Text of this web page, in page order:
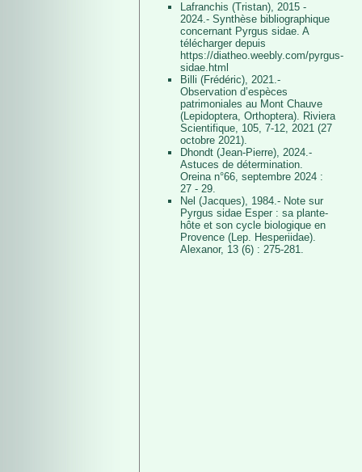
Lafranchis (Tristan), 2015 -
2024.- Synthèse bibliographique
concernant Pyrgus sidae. A
télécharger depuis
https://diatheo.weebly.com/pyrgus-
sidae.html
Billi (Frédéric), 2021.-
Observation d’espèces
patrimoniales au Mont Chauve
(Lepidoptera, Orthoptera). Riviera
Scientifique, 105, 7-12, 2021 (27
octobre 2021).
Dhondt (Jean-Pierre), 2024.-
Astuces de détermination.
Oreina n°66, septembre 2024 :
27 - 29.
Nel (Jacques), 1984.- Note sur
Pyrgus sidae Esper : sa plante-
hôte et son cycle biologique en
Provence (Lep. Hesperiidae).
Alexanor, 13 (6) : 275-281.